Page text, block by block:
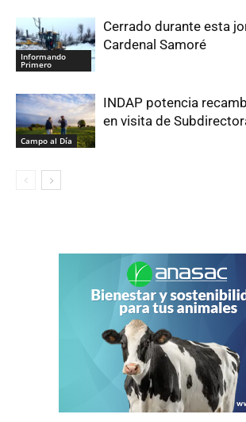
Informando
Primero
Cerrado durante esta
Cardenal Samoré
Campo al Día
INDAP potencia
en visita de